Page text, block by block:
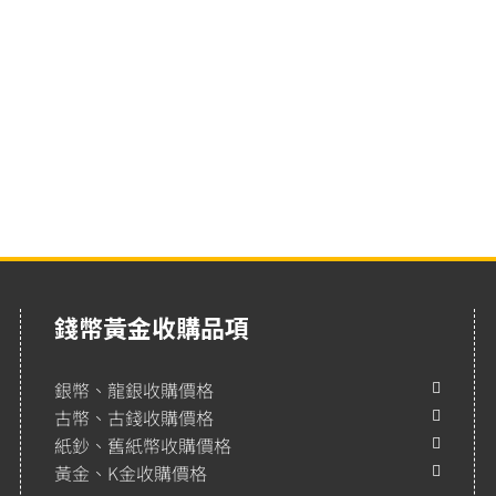
錢幣黃金收購品項
銀幣、龍銀收購價格
古幣、古錢收購價格
紙鈔、舊紙幣收購價格
黃金、K金收購價格